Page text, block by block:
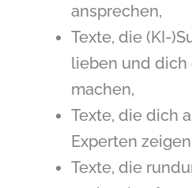
ansprechen,
Texte, die (KI-
lieben und
machen,
Texte, die dich
Experten
Texte, die